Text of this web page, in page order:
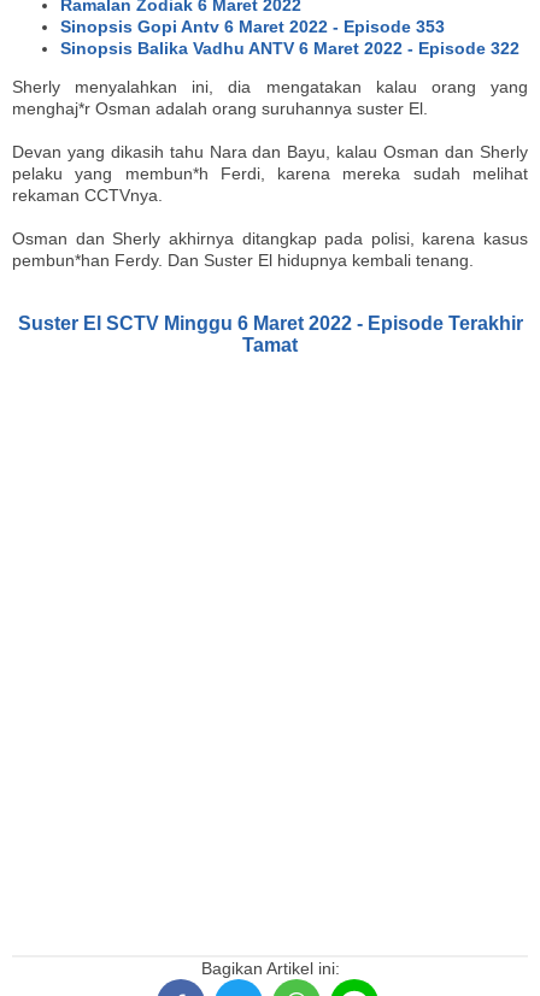
Ramalan Zodiak 6 Maret 2022
Sinopsis Gopi Antv 6 Maret 2022 - Episode 353
Sinopsis Balika Vadhu ANTV 6 Maret 2022 - Episode 322
Sherly menyalahkan ini, dia mengatakan kalau orang yang
menghaj*r Osman adalah orang suruhannya suster El.
Devan yang dikasih tahu Nara dan Bayu, kalau Osman dan Sherly
pelaku yang membun*h Ferdi, karena mereka sudah melihat
rekaman CCTVnya.
Osman dan Sherly akhirnya ditangkap pada polisi, karena kasus
pembun*han Ferdy. Dan Suster El hidupnya kembali tenang.
Suster El SCTV Minggu 6 Maret 2022 - Episode Terakhir
Tamat
Bagikan Artikel ini: